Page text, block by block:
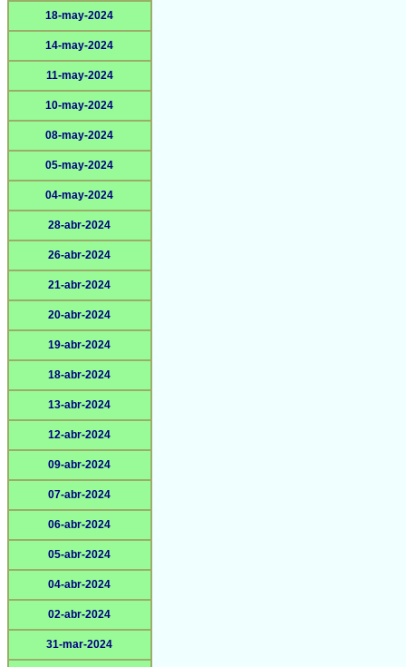
18-may-2024
14-may-2024
11-may-2024
10-may-2024
08-may-2024
05-may-2024
04-may-2024
28-abr-2024
26-abr-2024
21-abr-2024
20-abr-2024
19-abr-2024
18-abr-2024
13-abr-2024
12-abr-2024
09-abr-2024
07-abr-2024
06-abr-2024
05-abr-2024
04-abr-2024
02-abr-2024
31-mar-2024